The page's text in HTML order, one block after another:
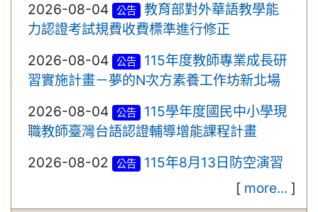
2026-08-04
公告
教育部對外華語教學能
力認證考試規費收費標準進行修正
2026-08-04
公告
115年度教師專業成長研
習實施計畫－夢的N次方素養工作坊新北場
2026-08-04
公告
115學年度國民中小學現
職教師臺灣台語認證輔導增能課程計畫
2026-08-02
公告
115年8月13日防空演習
[ more... ]